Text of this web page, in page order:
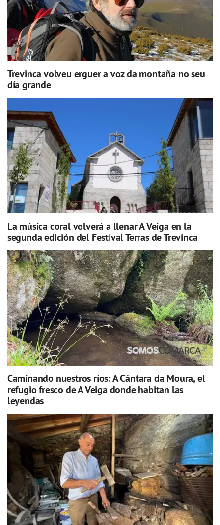
Trevinca volveu erguer a voz da montaña no seu
día grande
La música coral volverá a llenar A Veiga en la
segunda edición del Festival Terras de Trevinca
Caminando nuestros ríos: A Cántara da Moura, el
refugio fresco de A Veiga donde habitan las
leyendas